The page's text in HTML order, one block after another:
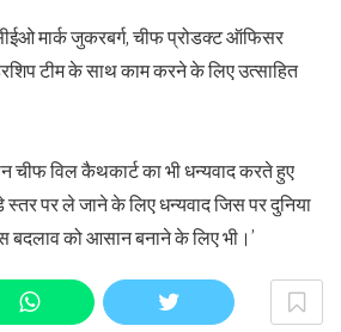
मार्क जुकरबर्ग, चीफ प्रोडक्ट ऑफिसर
टीम के साथ काम करने के लिए उत्साहित
चीफ विल कैथकार्ट का भी धन्यवाद करते हुए
स्तर पर ले जाने के लिए धन्यवाद जिस पर दुनिया
बदलाव को आसान बनाने के लिए भी।’